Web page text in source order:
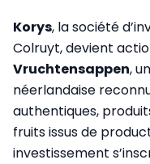
Korys, la société
Colruyt, devient
Vruchtensappen,
néerlandaise
authentiques,
fruits issus de
investissement